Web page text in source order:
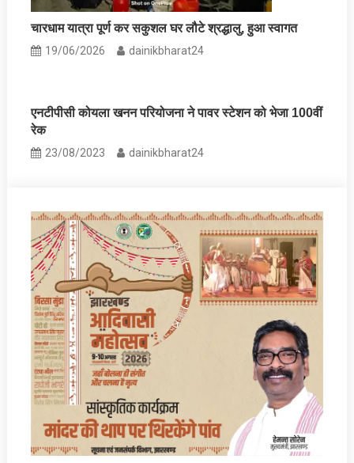
चारधाम यात्रा पूर्ण कर सकुशल घर लौटे श्रद्धालु, हुआ स्वागत
19/06/2026 dainikbharat24
एनटीपीसी कोयला खनन परियोजना ने पावर स्‍टेशन को भेजा 100वीं
रेक
23/08/2023 dainikbharat24